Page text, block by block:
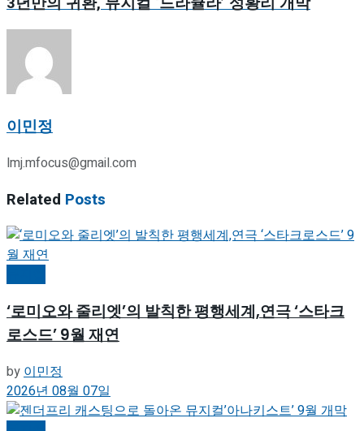
이민정
lmj.mfocus@gmail.com
Related Posts
‘로미오와 줄리엣’의 발칙한 평행세계,연극 ‘스타크
로스드’ 9월 재연
by 이민정
2026년 08월 07일